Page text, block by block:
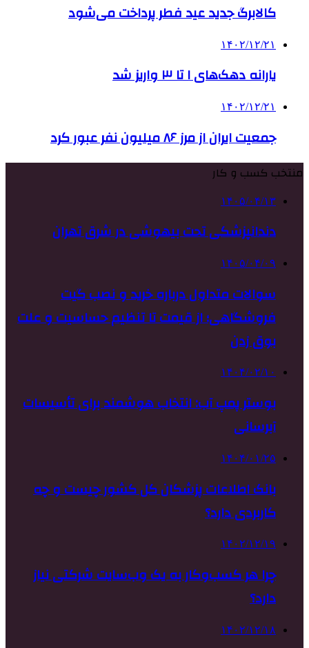
کالابرگ جدید عید فطر پرداخت می‌شود
۱۴۰۲/۱۲/۲۱
یارانه دهک‌های ۱ تا ۳ واریز شد
۱۴۰۲/۱۲/۲۱
جمعیت ایران از مرز ۸۶ میلیون نفر عبور کرد
منتخب کسب و کار
۱۴۰۵/۰۴/۱۳
دندانپزشکی تحت بیهوشی در شرق تهران
۱۴۰۵/۰۴/۰۹
سوالات متداول درباره خرید و نصب گیت
فروشگاهی؛ از قیمت تا تنظیم حساسیت و علت
بوق زدن
۱۴۰۴/۰۲/۱۰
بوستر پمپ آب: انتخاب هوشمند برای تأسیسات
آبرسانی
۱۴۰۴/۰۱/۲۵
بانک اطلاعات پزشکان کل کشور چیست و چه
کاربردی دارد؟
۱۴۰۲/۱۲/۱۹
چرا هر کسب‌وکار به یک وب‌سایت شرکتی نیاز
دارد؟
۱۴۰۲/۱۲/۱۸